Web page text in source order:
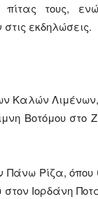
πίτας τους,
εκδηλώσεις.
Καλών
Βοτόμου στο
Πάνω Ρίζα, όπου
στον Ιορδάνη